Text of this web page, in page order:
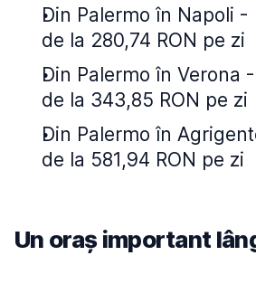
Din Palermo în Napoli
de la 280,74 RON pe zi
Din Palermo în Verona
de la 343,85 RON pe zi
Din Palermo în
de la 581,94 RON pe zi
Un oraș important